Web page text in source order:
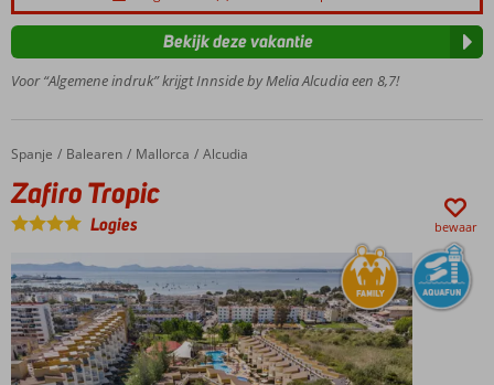
kinderfaciliteiten
kamers en
juniorsuites
hotel
Voor “Algemene indruk” krijgt Innside by Melia Alcudia een 8,7!
Bekijk deze vakantie
Home
Spanje Balearen Mallorca Alcudia
Zafiro Tropic
Zafiro Tropic
Logies bewaar